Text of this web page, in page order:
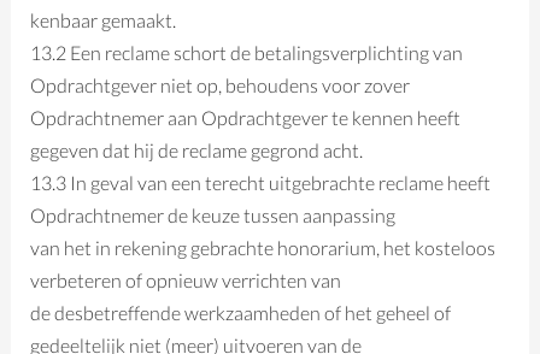
kenbaar gemaakt.
13.2 Een reclame schort de betalingsverplichting van
Opdrachtgever niet op, behoudens voor zover
Opdrachtnemer aan Opdrachtgever te kennen heeft
gegeven dat hij de reclame gegrond acht.
13.3 In geval van een terecht uitgebrachte reclame heeft
Opdrachtnemer de keuze tussen aanpassing
van het in rekening gebrachte honorarium, het kosteloos
verbeteren of opnieuw verrichten van
de desbetreffende werkzaamheden of het geheel of
gedeeltelijk niet (meer) uitvoeren van de